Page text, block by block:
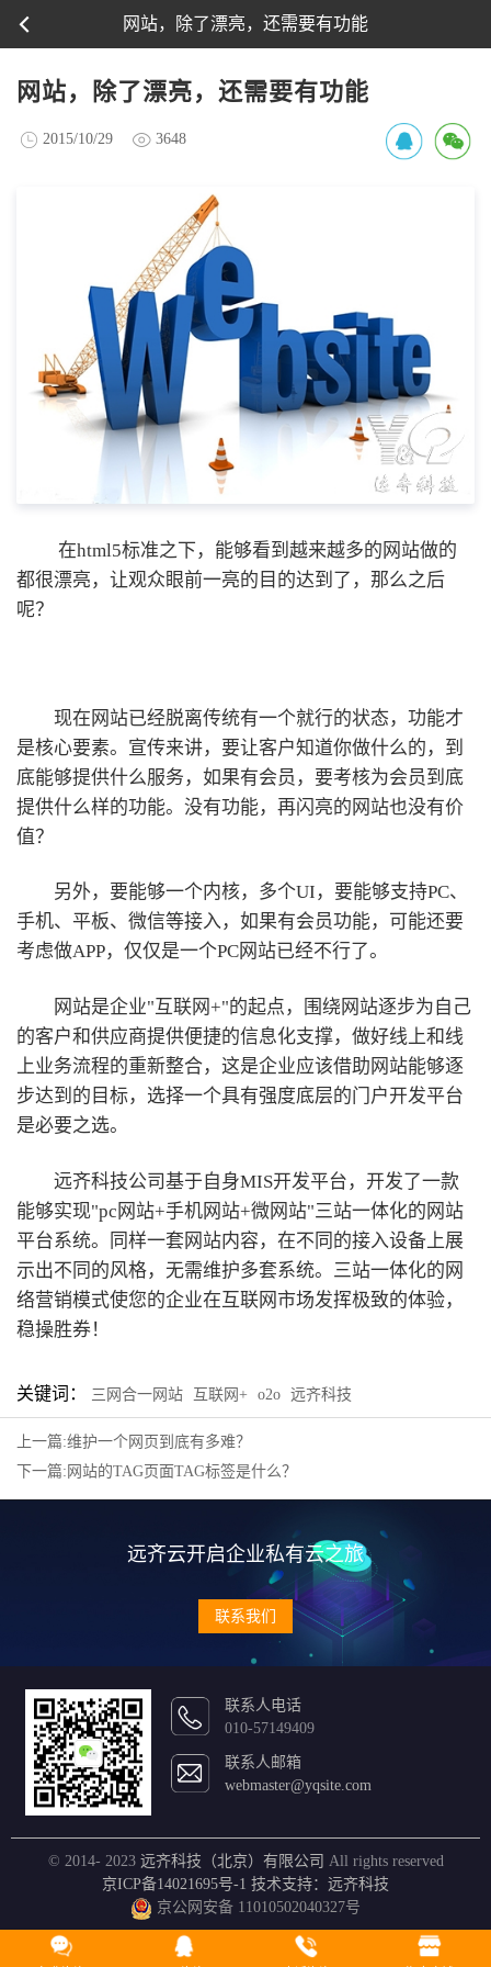
网站，除了漂亮，还需要有功能
网站，除了漂亮，还需要有功能
2015/10/29 3648
在html5标准之下，能够看到越来越多的网站做的
都很漂亮，让观众眼前一亮的目的达到了，那么之后
呢？
现在网站已经脱离传统有一个就行的状态，功能才
是核心要素。宣传来讲，要让客户知道你做什么的，到
底能够提供什么服务，如果有会员，要考核为会员到底
提供什么样的功能。没有功能，再闪亮的网站也没有价
值？
另外，要能够一个内核，多个UI，要能够支持PC、
手机、平板、微信等接入，如果有会员功能，可能还要
考虑做APP，仅仅是一个PC网站已经不行了。
网站是企业"互联网+"的起点，围绕网站逐步为自己
的客户和供应商提供便捷的信息化支撑，做好线上和线
上业务流程的重新整合，这是企业应该借助网站能够逐
步达到的目标，选择一个具有强度底层的门户开发平台
是必要之选。
远齐科技公司基于自身MIS开发平台，开发了一款
能够实现"pc网站+手机网站+微网站"三站一体化的网站
平台系统。同样一套网站内容，在不同的接入设备上展
示出不同的风格，无需维护多套系统。三站一体化的网
络营销模式使您的企业在互联网市场发挥极致的体验，
稳操胜券！
关键词： 三网合一网站 互联网+ o2o 远齐科技
上一篇:维护一个网页到底有多难？
下一篇:网站的TAG页面TAG标签是什么？
远齐云开启企业私有云之旅
联系我们
联系人电话
010-57149409
联系人邮箱
webmaster@yqsite.com
© 2014- 2023 远齐科技（北京）有限公司 All rights reserved
京ICP备14021695号-1 技术支持：远齐科技
京公网安备 11010502040327号